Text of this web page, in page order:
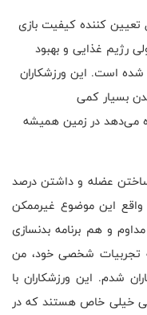
کننده کیفیت بازی
رژیم غذایی و بهبود
شده است. این ورزشکاران
بسیار کمی
می‌دهد در زمین همیشه
عضله و داشتن درصد
در واقع این موضوع غیرممکن
و هم برنامه بدنسازی
تجربیات شخصی خود، من
شدم. این ورزشکاران با
دارای 5 عادت غذایی خیلی خاص هستند که در